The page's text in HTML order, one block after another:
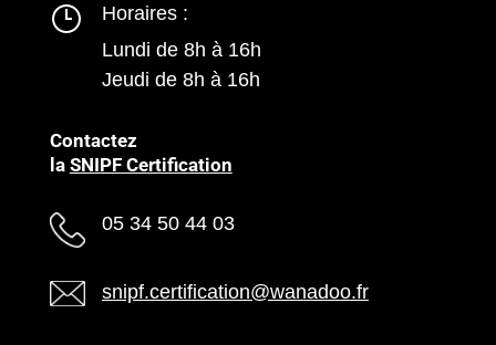
Horaires :
Lundi de 8h à 16h
Jeudi de 8h à 16h
Contactez
la SNIPF Certification
05 34 50 44 03
snipf.certification@wanadoo.fr